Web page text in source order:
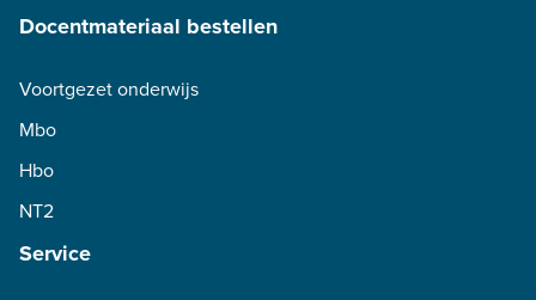
Docentmateriaal bestellen
Voortgezet onderwijs
Mbo
Hbo
NT2
Service